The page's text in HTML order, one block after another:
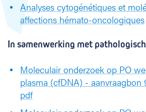
)
a
n
o
e
n
Analyses cytogénétiques et
affections hémato-oncologiques
In samenwerking met
Moleculair onderzoek op PO
plasma (cfDNA) - aanvraagbon
pdf